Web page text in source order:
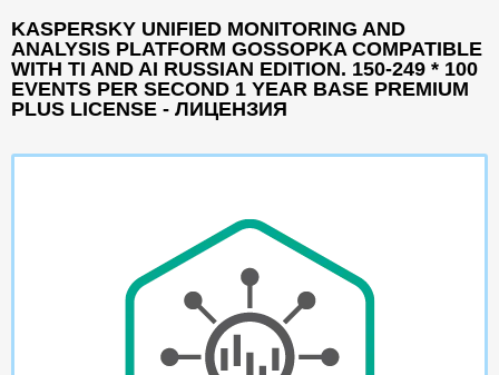
KASPERSKY UNIFIED MONITORING AND
ANALYSIS PLATFORM GOSSOPKA COMPATIBLE
WITH TI AND AI RUSSIAN EDITION. 150-249 * 100
EVENTS PER SECOND 1 YEAR BASE PREMIUM
PLUS LICENSE - ЛИЦЕНЗИЯ